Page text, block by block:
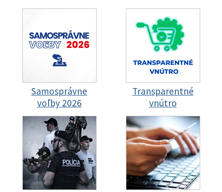
Samosprávne
voľby 2026
Transparentné
vnútro